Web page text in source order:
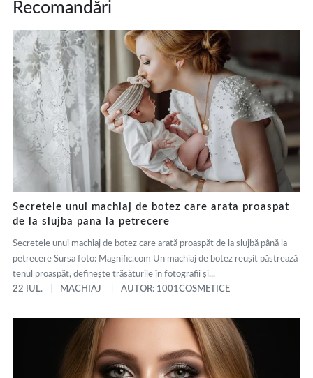
Recomandări
Secretele unui machiaj de botez care arata proaspat
de la slujba pana la petrecere
Secretele unui machiaj de botez care arată proaspăt de la slujbă până la
petrecere Sursa foto: Magnific.com Un machiaj de botez reușit păstrează
tenul proaspăt, definește trăsăturile în fotografii și...
22 IUL.
MACHIAJ AUTOR: 1001COSMETICE